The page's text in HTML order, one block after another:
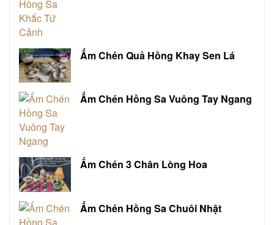
Ấm Chén Quả Hồng Khay Sen Lá
Ấm Chén Hồng Sa Vuông Tay Ngang
Ấm Chén 3 Chân Lòng Hoa
Ấm Chén Hồng Sa Chuôi Nhật